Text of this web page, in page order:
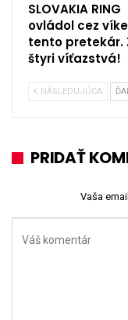
SLOVAKIA RING
ovládol cez
tento pretekár.
štyri víťazstvá!
NÁSLEDUJÚCA
PRIDAŤ
Vaša